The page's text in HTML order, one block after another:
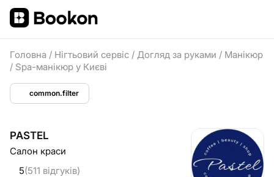
Головна / Нігтьовий сервіс / Догляд за руками / Манікюр
/ Spa-манікюр у Києві
common.filter
PASTEL
Салон краси
5(511 відгуків)